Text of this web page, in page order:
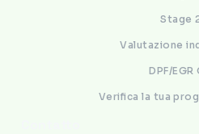
Stage
Valutazione
DPF/EGR
Verifica la tua